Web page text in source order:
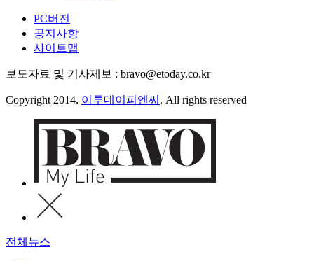
PC버전
공지사항
사이트맵
보도자료 및 기사제보 : bravo@etoday.co.kr
Copyright 2014. 이투데이피엔씨 . All rights reserved
전체뉴스